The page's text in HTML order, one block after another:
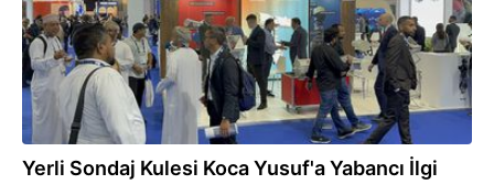
Yerli Sondaj Kulesi Koca Yusuf'a Yabancı İlgi